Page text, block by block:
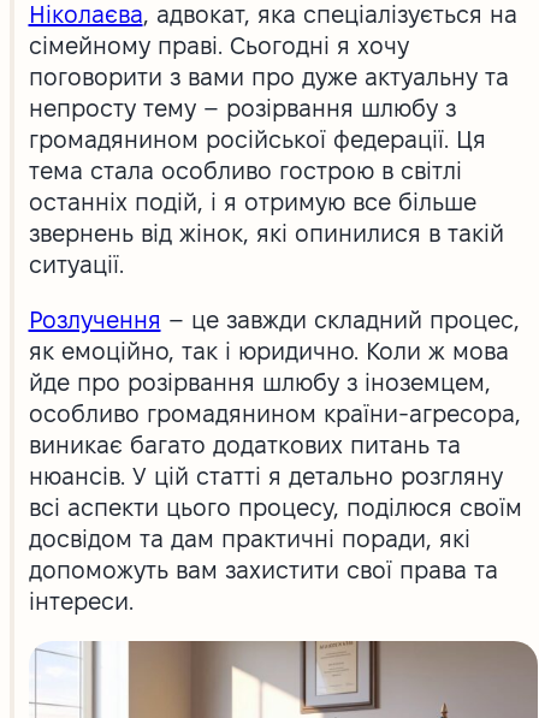
Ніколаєва, адвокат, яка спеціалізується на
сімейному праві. Сьогодні я хочу
поговорити з вами про дуже актуальну та
непросту тему – розірвання шлюбу з
громадянином російської федерації. Ця
тема стала особливо гострою в світлі
останніх подій, і я отримую все більше
звернень від жінок, які опинилися в такій
ситуації.
Розлучення – це завжди складний процес,
як емоційно, так і юридично. Коли ж мова
йде про розірвання шлюбу з іноземцем,
особливо громадянином країни-агресора,
виникає багато додаткових питань та
нюансів. У цій статті я детально розгляну
всі аспекти цього процесу, поділюся своїм
досвідом та дам практичні поради, які
допоможуть вам захистити свої права та
інтереси.